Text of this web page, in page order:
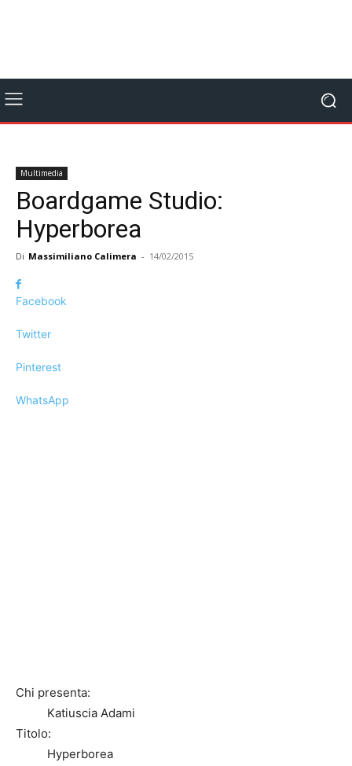
Multimedia
Boardgame Studio:
Hyperborea
Di Massimiliano Calimera - 14/02/2015
Facebook
Twitter
Pinterest
WhatsApp
Chi presenta:
Katiuscia Adami
Titolo:
Hyperborea